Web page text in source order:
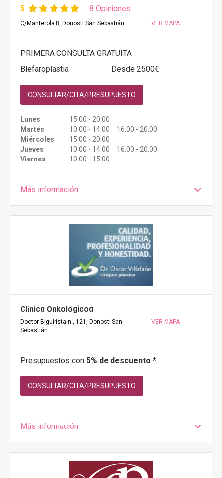
5 8 Opiniones
C/Manterola 8, Donosti San Sebastián VER MAPA
PRIMERA CONSULTA GRATUITA
Blefaroplastia
Desde 2500€
CONSULTAR/CITA/PRESUPUESTO
Lunes
15:00 - 20:00
Martes
10:00 - 14:00 16:00 - 20:00
Miércoles
15:00 - 20:00
Jueves
10:00 - 14:00 16:00 - 20:00
Viernes
10:00 - 15:00
Más información
Clínica Onkologicoa
Doctor Biguiristain , 121, Donosti San
Sebastián
VER MAPA
Presupuestos con 5% de descuento *
CONSULTAR/CITA/PRESUPUESTO
Más información